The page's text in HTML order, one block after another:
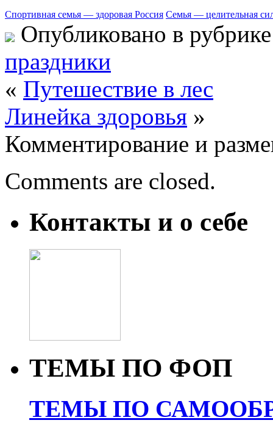
Спортивная семья — здоровая Россия Семья — целительная
Опубликовано в
праздники
« Путешествие в лес
Линейка здоровья »
Комментирование и
Comments are closed.
Контакты и о себе
ТЕМЫ ПО ФОП
ТЕМЫ ПО